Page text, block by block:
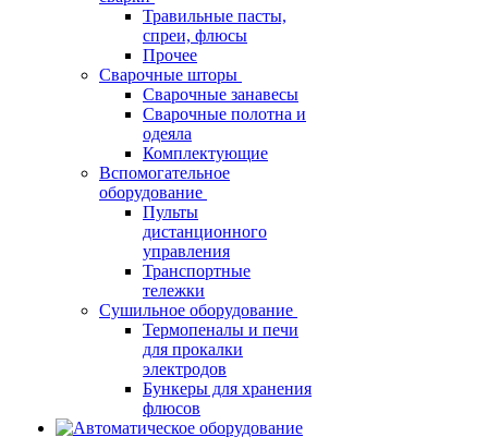
Травильные пасты,
спреи, флюсы
Прочее
Сварочные шторы
Сварочные занавесы
Сварочные полотна и
одеяла
Комплектующие
Вспомогательное
оборудование
Пульты
дистанционного
управления
Транспортные
тележки
Сушильное оборудование
Термопеналы и печи
для прокалки
электродов
Бункеры для хранения
флюсов